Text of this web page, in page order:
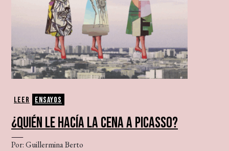
Leer Ensayos
¿QUIÉN LE HACÍA LA CENA A PICASSO?
Por: Guillermina Berto